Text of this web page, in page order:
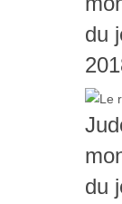
du
du